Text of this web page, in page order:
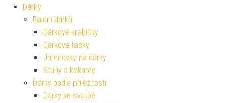
Dárky
Balení dárků
Dárkové krabičky
Dárkové tašky
Jmenovky na dárky
Stuhy a kokardy
Dárky podle příležitosti
Dárky ke svatbě